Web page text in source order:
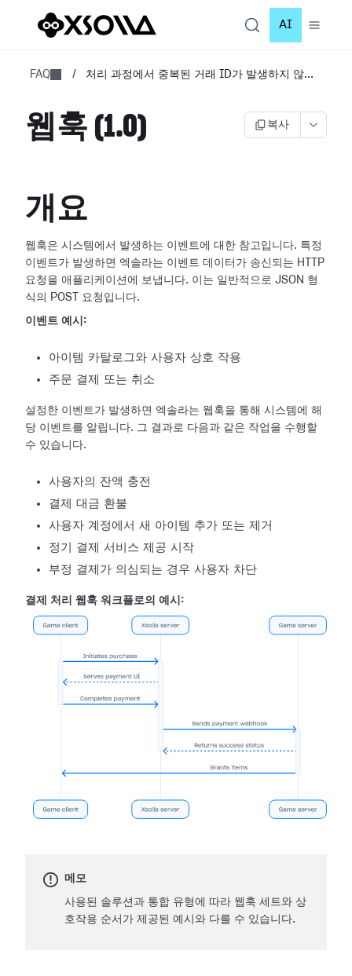
AI
FAQ / 처리 과정에서 중복된 거래 ID가 발생하지 않...
웹훅 (1.0) 복사
개요
웹훅은 시스템에서 발생하는 이벤트에 대한 참고입니다. 특정
이벤트가 발생하면 엑솔라는 이벤트 데이터가 송신되는 HTTP
요청을 애플리케이션에
보냅니다. 이는 일반적으로 JSON 형
식의 POST 요청입니다.
이벤트 예시:
아이템 카탈로그와 사용자 상호 작용
주문 결제 또는 취소
설정한 이벤트가 발생하면 엑솔라는 웹훅을 통해 시스템에 해
당 이벤트를 알립니다. 그 결과로 다음과 같은 작업을 수행할
수 있습니다.
사용자의 잔액 충전
결제 대금 환불
사용자 계정에서 새 아이템 추가 또는 제거
정기 결제 서비스 제공 시작
부정 결제가 의심되는 경우 사용자 차단
결제 처리 웹훅 워크플로의 예시:
메모
사용된 솔루션과 통합 유형에 따라 웹훅 세트와 상
호작용 순서가 제공된 예시와 다를 수 있습니다.